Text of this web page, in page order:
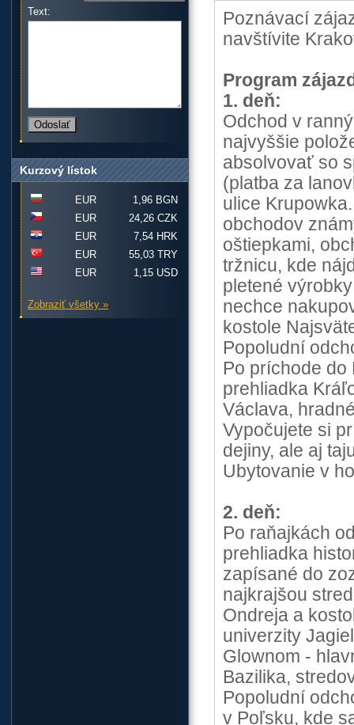
Poznávací
navštívite
Program
1. deň:
Odchod v
najvyššie
absolvovať so
(platba za
ulice
obchodov
oštiepkami,
tržnicu, kde
pletené
nechce
kostole
Popoludní
Po príchode do
prehliadka
Václava,
Vypočujete si
dejiny, ale aj
Ubytovanie v
2. deň:
Po raňajkách
prehliadka
zapísané do
najkrajšou
Ondreja a
univerzity
Glownom -
Bazilika,
Popoludní
v Poľsku, kde
Text:
Kurzový lístok
EUR
1,96 BGN
EUR
24,26 CZK
EUR
7,54 HRK
EUR
55,03 TRY
EUR
1,15 USD
Zobraziť všetky »